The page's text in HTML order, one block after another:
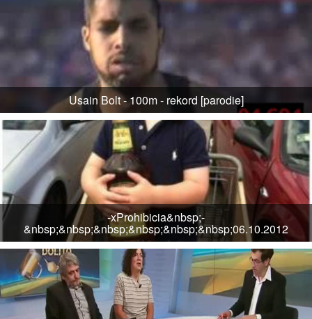
Usain Bolt - 100m - rekord [parodie]
-xProhibicia&nbsp;-
&nbsp;&nbsp;&nbsp;&nbsp;&nbsp;&nbsp;06.10.2012